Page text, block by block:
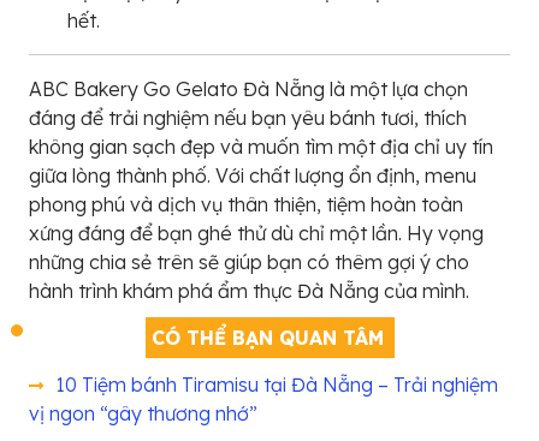
hết.
ABC Bakery Go Gelato Đà Nẵng là một lựa chọn
đáng để trải nghiệm nếu bạn yêu bánh tươi, thích
không gian sạch đẹp và muốn tìm một địa chỉ uy tín
giữa lòng thành phố. Với chất lượng ổn định, menu
phong phú và dịch vụ thân thiện, tiệm hoàn toàn
xứng đáng để bạn ghé thử dù chỉ một lần. Hy vọng
những chia sẻ trên sẽ giúp bạn có thêm gợi ý cho
hành trình khám phá ẩm thực Đà Nẵng của mình.
CÓ THỂ BẠN QUAN TÂM
10 Tiệm bánh Tiramisu tại Đà Nẵng – Trải nghiệm
vị ngon “gây thương nhớ”